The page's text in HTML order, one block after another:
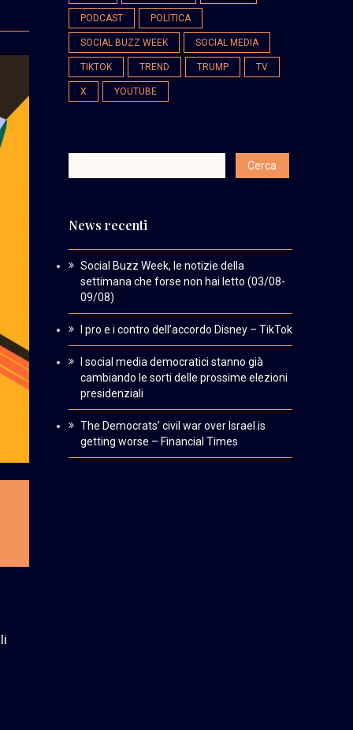
PODCAST POLITICA
SOCIAL BUZZ WEEK SOCIAL MEDIA
TIKTOK TREND TRUMP TV
X YOUTUBE
News recenti
Social Buzz Week, le notizie della
settimana che forse non hai letto (03/08-
09/08)
I pro e i contro dell’accordo Disney – TikTok
I social media democratici stanno già
cambiando le sorti delle prossime elezioni
presidenziali
The Democrats’ civil war over Israel is
getting worse – Financial Times